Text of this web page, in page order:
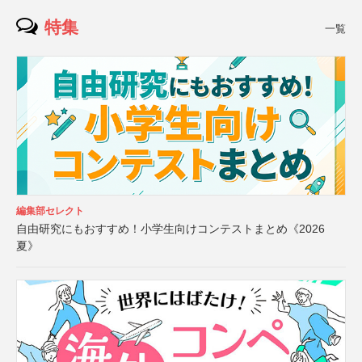
特集 一覧
編集部セレクト
自由研究にもおすすめ！小学生向けコンテストまとめ《2026
夏》